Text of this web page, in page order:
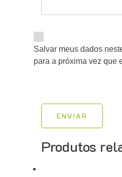
Salvar meus dados
para a próxima vez que
ENVIAR
Produtos